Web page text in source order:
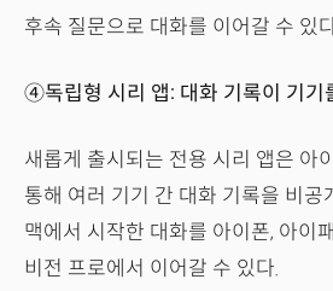
후속 질문으로 대화를 이어갈 수 있
④독립형 시리 앱: 대화 기록이 기기
새롭게 출시되는 전용 시리 앱은 아
통해 여러 기기 간 대화 기록을 비공
맥에서 시작한 대화를 아이폰, 아이
비전 프로에서 이어갈 수 있다.